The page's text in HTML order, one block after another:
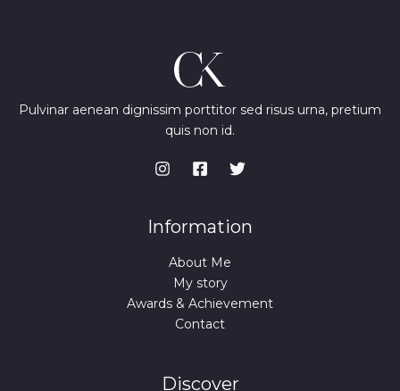
Pulvinar aenean dignissim porttitor sed risus urna, pretium
quis non id.
Information
About Me
My story
Awards & Achievement
Contact
Discover